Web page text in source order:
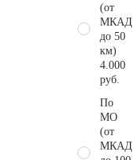
(от
МКАД
до 50
км)
4.000
руб.
По
МО
(от
МКАД